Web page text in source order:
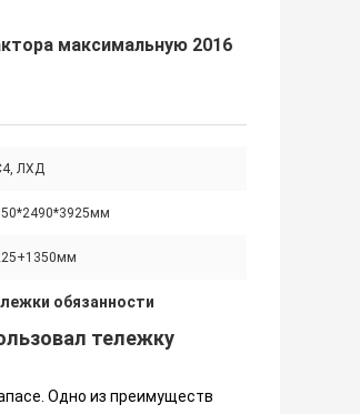
максимальную 2016
ЛХД
обязанности
тележку
Одно из преимуществ